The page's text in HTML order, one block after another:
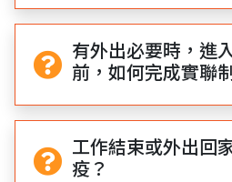
有外出必要時，進
前，如何完成實聯
工作結束或外出回
疫？